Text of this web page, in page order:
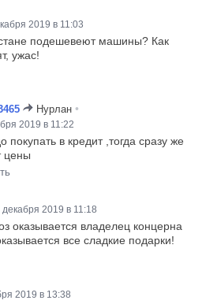
2019 в 11:03
подешевеют машины? Как
ужас!
Нурлан •
2019 в 11:22
покупать в кредит ,тогда сразу же
цены
декабря 2019 в 11:18
оказывается владелец концерна
все сладкие подарки!
2019 в 13:38